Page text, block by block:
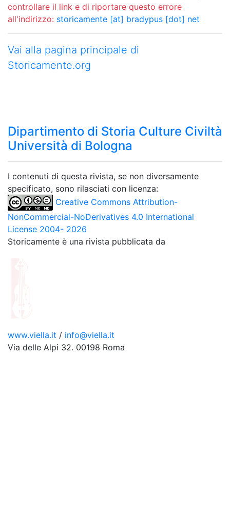
controllare il link e di riportare questo errore
all'indirizzo: storicamente [at] bradypus [dot] net
Vai alla pagina principale di
Storicamente.org
Dipartimento di Storia Culture Civiltà
Università di Bologna
I contenuti di questa rivista, se non diversamente
specificato, sono rilasciati con licenza:
Creative Commons Attribution-
NonCommercial-NoDerivatives 4.0 International
License 2004- 2026
Storicamente è una rivista pubblicata da
www.viella.it / info@viella.it
Via delle Alpi 32. 00198 Roma